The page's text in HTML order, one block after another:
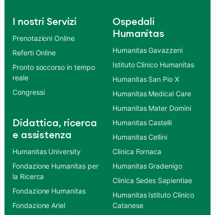
I nostri Servizi
Prenotazioni Online
Referti Online
Pronto soccorso in tempo
reale
Congressi
Didattica, ricerca
e assistenza
Humanitas University
Fondazione Humanitas per
la Ricerca
Fondazione Humanitas
Fondazione Ariel
Ospedali
Humanitas
Humanitas Gavazzeni
Istituto Clinico Humanitas
Humanitas San Pio X
Humanitas Medical Care
Humanitas Mater Domini
Humanitas Castelli
Humanitas Cellini
Clinica Fornaca
Humanitas Gradenigo
Clinica Sedes Sapientiae
Humanitas Istituto Clinico
Catanese